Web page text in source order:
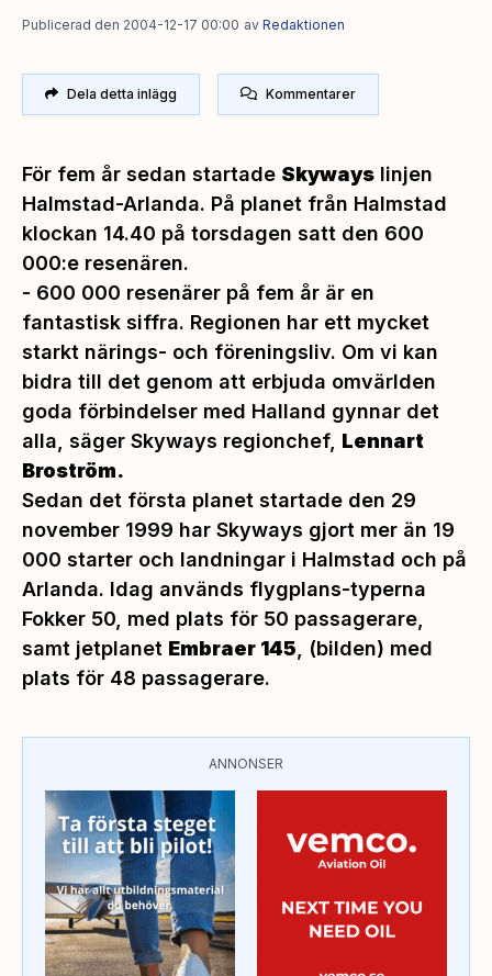
Publicerad den 2004-12-17 00:00 av Redaktionen
Dela detta inlägg Kommentarer
För fem år sedan startade Skyways linjen
Halmstad-Arlanda. På planet från Halmstad
klockan 14.40 på torsdagen satt den 600
000:e resenären.
- 600 000 resenärer på fem år är en
fantastisk siffra. Regionen har ett mycket
starkt närings- och föreningsliv. Om vi kan
bidra till det genom att erbjuda omvärlden
goda förbindelser med Halland gynnar det
alla , säger Skyways regionchef, Lennart
Broström.
Sedan det första planet startade den 29
november 1999 har Skyways gjort mer än 19
000 starter och landningar i Halmstad och på
Arlanda. Idag används flygplans-typerna
Fokker 50, med plats för 50 passagerare,
samt jetplanet Embraer 145 , (bilden) med
plats för 48 passagerare.
ANNONSER